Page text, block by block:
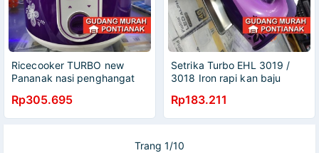
Ricecooker TURBO new
Pananak nasi penghangat
Turbo CRL - 1182 magic
com UNGU / PURPLE
Rp305.695
Setrika Turbo EHL 3019 /
3018 Iron rapi kan baju
Rp183.211
Trang 1/10